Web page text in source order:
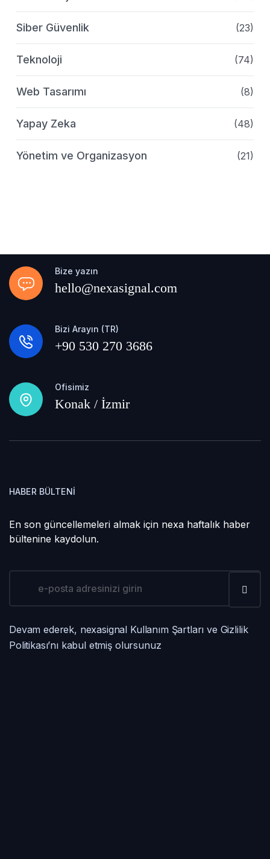
Siber Güvenlik (23)
Teknoloji (74)
Web Tasarımı (8)
Yapay Zeka (48)
Yönetim ve Organizasyon (21)
Bize yazın
hello@nexasignal.com
Bizi Arayın (TR)
+90 530 270 3686
Ofisimiz
Konak / İzmir
HABER BÜLTENI
En son güncellemeleri almak için nexa haftalık haber
bültenine kaydolun.
Devam ederek, nexasignal Kullanım Şartları ve Gizlilik
Politikası’nı kabul etmiş olursunuz